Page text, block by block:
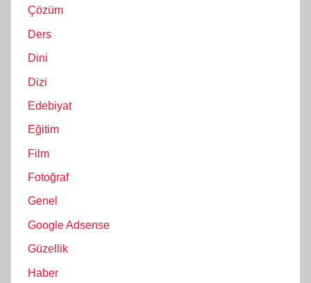
Çözüm
Ders
Dini
Dizi
Edebiyat
Eğitim
Film
Fotoğraf
Genel
Google Adsense
Güzellik
Haber